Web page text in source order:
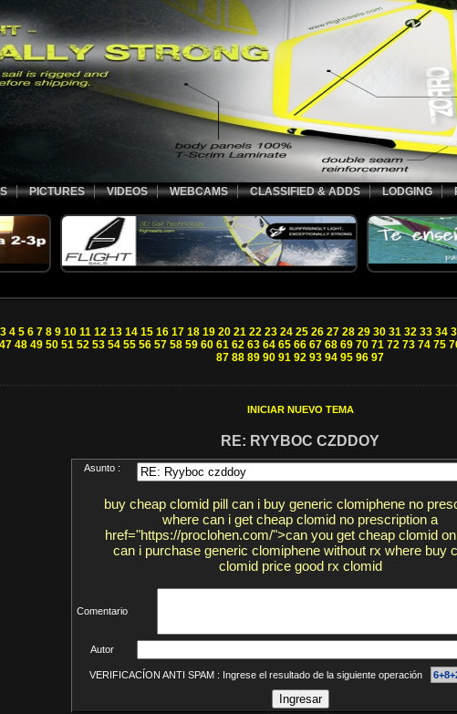
PICTURES VIDEOS WEBCAMS CLASSIFIED & ADDS LODGING
3 4 5 6 7 8 9 10 11 12 13 14 15 16 17 18 19 20 21 22 23 24 25 26 27 28 29 30 31 32 33 34
47 48 49 50 51 52 53 54 55 56 57 58 59 60 61 62 63 64 65 66 67 68 69 70 71 72 73 74 75
87 88 89 90 91 92 93 94 95 96 97
INICIAR NUEVO TEMA
RE: RYYBOC CZDDOY
Asunto :
buy cheap clomid pill can i buy generic clomiphene no
where can i get cheap clomid no prescription a
href="https://proclohen.com/">can you get cheap clomid
can i purchase generic clomiphene without rx where buy
clomid price good rx clomid
Comentario
Autor
VERIFICACÍON ANTI SPAM : Ingrese el resultado de la siguiente operación